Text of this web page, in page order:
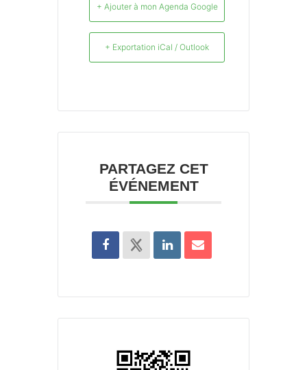
+ Ajouter à mon Agenda Google
+ Exportation iCal / Outlook
PARTAGEZ CET
ÉVÉNEMENT